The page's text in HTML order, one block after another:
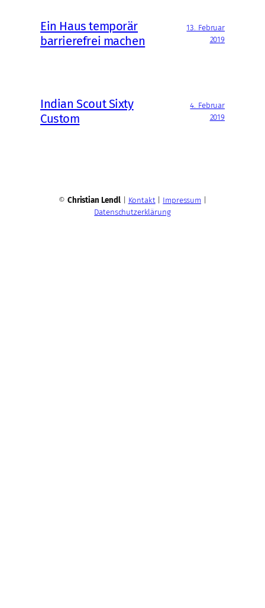
Ein Haus temporär
barrierefrei machen
13. Februar
2019
Indian Scout Sixty
Custom
4. Februar
2019
© Christian Lendl| Kontakt| Impressum
Datenschutzerklärung